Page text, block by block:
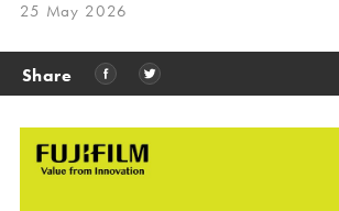
25 May 2026
Share